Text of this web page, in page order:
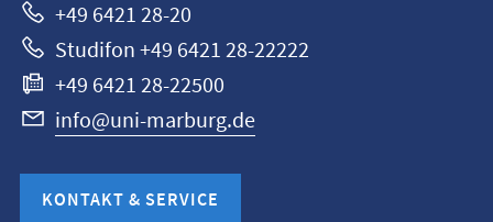
+49 6421 28-20
Studifon +49 6421 28-22222
+49 6421 28-22500
info@uni-marburg.de
KONTAKT & SERVICE